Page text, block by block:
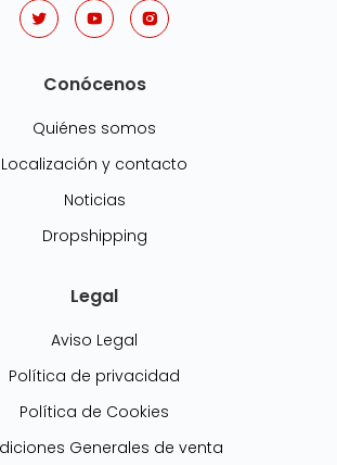
Conócenos
Quiénes somos
Localización y contacto
Noticias
Dropshipping
Legal
Aviso Legal
Política de privacidad
Política de Cookies
Generales de venta